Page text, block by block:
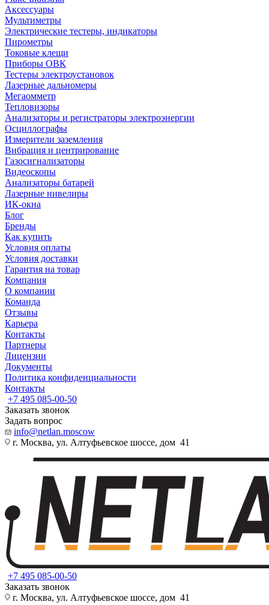
Аксессуары
Мультиметры
Электрические тестеры, индикаторы
Пирометры
Токовые клещи
Приборы ОВК
Тестеры электроустановок
Лазерные дальномеры
Мегаомметр
Тепловизоры
Анализаторы и регистраторы электроэнергии
Осциллографы
Измерители заземления
Вибрация и центрирование
Газосигнализаторы
Видеоскопы
Анализаторы батарей
Лазерные нивелиры
ИК-окна
Блог
Бренды
Как купить
Условия оплаты
Условия доставки
Гарантия на товар
Компания
О компании
Команда
Отзывы
Карьера
Контакты
Партнеры
Лицензии
Документы
Политика конфиденциальности
Контакты
+7 495 085-00-50
Заказать звонок
Задать вопрос
info@netlan.moscow
г. Москва, ул. Алтуфьевское шоссе, дом 41
+7 495 085-00-50
Заказать звонок
г. Москва, ул. Алтуфьевское шоссе, дом 41